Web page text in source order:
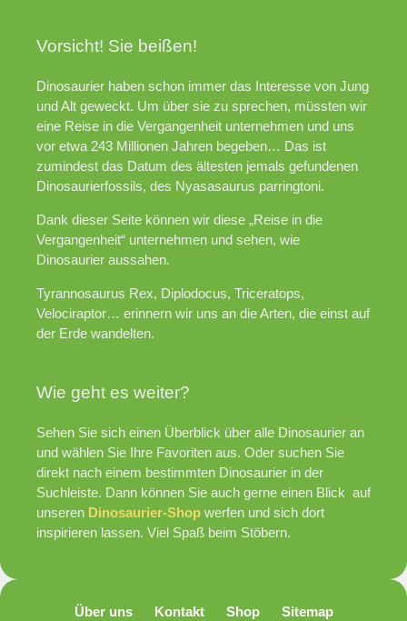
Vorsicht! Sie beißen!
Dinosaurier haben schon immer das Interesse von Jung
und Alt geweckt. Um über sie zu sprechen, müssten wir
eine Reise in die Vergangenheit unternehmen und uns
vor etwa 243 Millionen Jahren begeben… Das ist
zumindest das Datum des ältesten jemals gefundenen
Dinosaurierfossils, des Nyasasaurus parringtoni.
Dank dieser Seite können wir diese „Reise in die
Vergangenheit“ unternehmen und sehen, wie
Dinosaurier aussahen.
Tyrannosaurus Rex, Diplodocus, Triceratops,
Velociraptor… erinnern wir uns an die Arten, die einst auf
der Erde wandelten.
Wie geht es weiter?
Sehen Sie sich einen Überblick über alle Dinosaurier an
und wählen Sie Ihre Favoriten aus. Oder suchen Sie
direkt nach einem bestimmten Dinosaurier in der
Suchleiste. Dann können Sie auch gerne einen Blick auf
unseren Dinosaurier-Shop werfen und sich dort
inspirieren lassen. Viel Spaß beim Stöbern.
Über uns Kontakt Shop Sitemap